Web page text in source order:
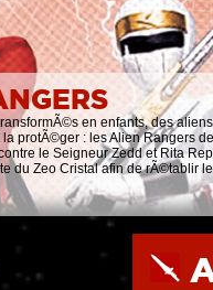
en enfants, des aliens
protÃ©ger : les Alien Rangers
le Seigneur Zedd et Rita
du Zeo Cristal afin de rÃ©tablir le